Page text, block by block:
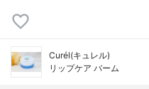
Curél(キュレル)
リップケア バーム